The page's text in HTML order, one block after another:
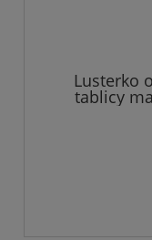
Lusterko
tablicy